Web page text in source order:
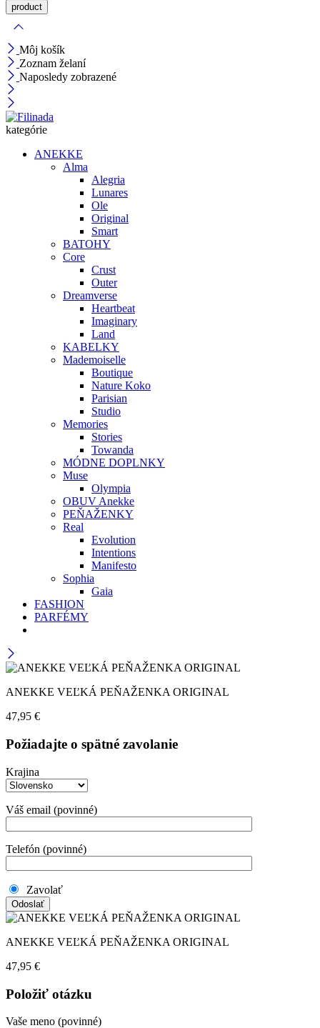
Môj košík
Zoznam želaní
Naposledy zobrazené
kategórie
ANEKKE
Alma
Alegria
Lunares
Ole
Original
Smart
BATOHY
Core
Crust
Outer
Dreamverse
Heartbeat
Imaginary
Land
KABELKY
Mademoiselle
Boutique
Nature Koko
Parisian
Studio
Memories
Stories
Towanda
MÓDNE DOPLNKY
Muse
Olympia
OBUV Anekke
PEŇAŽENKY
Real
Evolution
Intentions
Manifesto
Sophia
Gaia
FASHION
PARFÉMY
ANEKKE VEĽKÁ PEŇAŽENKA ORIGINAL
47,95 €
Požiadajte o spätné zavolanie
Krajina
Váš email (povinné)
Telefón (povinné)
Zavolať
ANEKKE VEĽKÁ PEŇAŽENKA ORIGINAL
47,95 €
Položiť otázku
Vaše meno (povinné)